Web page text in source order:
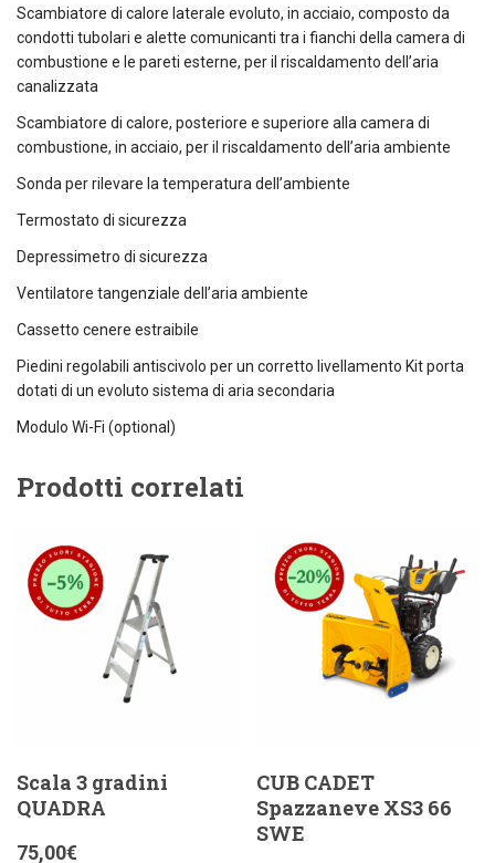
Scambiatore di calore laterale evoluto, in acciaio, composto da
condotti tubolari e alette comunicanti tra i fianchi della camera di
combustione e le pareti esterne, per il riscaldamento dell’aria
canalizzata
Scambiatore di calore, posteriore e superiore alla camera di
combustione, in acciaio, per il riscaldamento dell’aria ambiente
Sonda per rilevare la temperatura dell’ambiente
Termostato di sicurezza
Depressimetro di sicurezza
Ventilatore tangenziale dell’aria ambiente
Cassetto cenere estraibile
Piedini regolabili antiscivolo per un corretto livellamento Kit porta
dotati di un evoluto sistema di aria secondaria
Modulo Wi-Fi (optional)
Prodotti correlati
Scala 3 gradini
QUADRA
75,00€
CUB CADET
Spazzaneve XS3 66
SWE